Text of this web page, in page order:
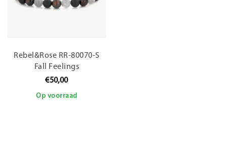
Rebel&Rose RR-80070-S
Fall Feelings
€50,00
Op voorraad